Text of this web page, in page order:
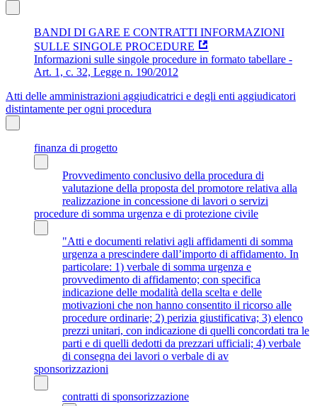
BANDI DI GARE E CONTRATTI INFORMAZIONI
SULLE SINGOLE PROCEDURE
Informazioni sulle singole procedure in formato tabellare -
Art. 1, c. 32, Legge n. 190/2012
Atti delle amministrazioni aggiudicatrici e degli enti aggiudicatori
distintamente per ogni procedura
finanza di progetto
Provvedimento conclusivo della procedura di
valutazione della proposta del promotore relativa alla
realizzazione in concessione di lavori o servizi
procedure di somma urgenza e di protezione civile
"Atti e documenti relativi agli affidamenti di somma
urgenza a prescindere dall’importo di affidamento. In
particolare: 1) verbale di somma urgenza e
provvedimento di affidamento; con specifica
indicazione delle modalità della scelta e delle
motivazioni che non hanno consentito il ricorso alle
procedure ordinarie; 2) perizia giustificativa; 3) elenco
prezzi unitari, con indicazione di quelli concordati tra le
parti e di quelli dedotti da prezzari ufficiali; 4) verbale
di consegna dei lavori o verbale di av
sponsorizzazioni
contratti di sponsorizzazione